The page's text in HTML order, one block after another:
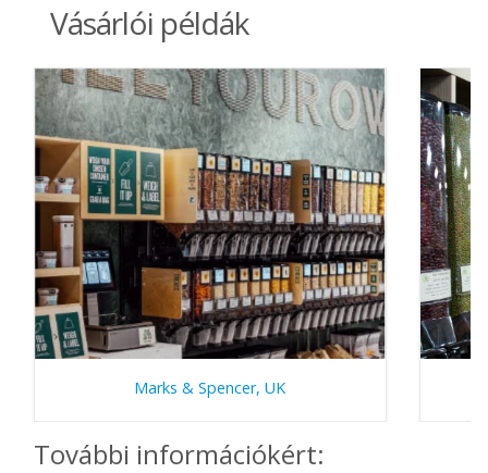
Vásárlói példák
Marks & Spencer, UK
További információkért: